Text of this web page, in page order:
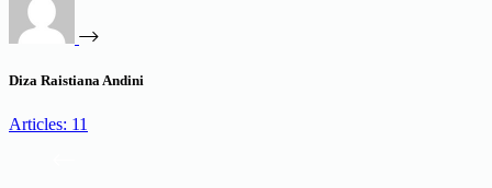
Diza Raistiana Andini
Articles: 11